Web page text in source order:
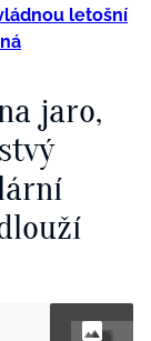
letošní
jaro,